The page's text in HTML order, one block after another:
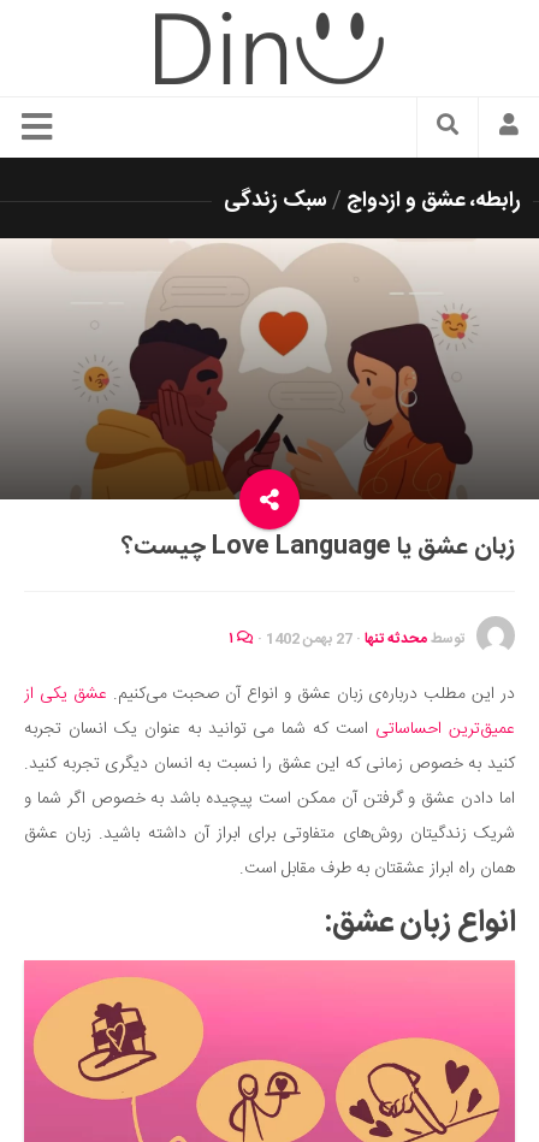
سبک زندگی
زیبایی و آرایش
شیک پوشی
دکوراسیون و چیدمان
غذا
رستوران گردی
آشپزی
سفر و گردشگری
ایران گردی
رابطه، عشق و ازدواج
سلامت
تغذیه سالم
بهداشت
بیماری و درمان
کودک و مادر
ورزش و تندرستی
روانشناسی
فرهنگ و هنر
سینما و تئاتر
تلویزیون
رابطه، عشق و ازدواج /سبک زندگی
زبان عشق یا Love Language چیست؟
توسطمحدثه تنها · 27 بهمن 1402 ·
در این مطلب درباره‌ی زبان عشق و انواع آن صحبت می‌کنیم. عشق یکی از
عمیق‌ترین احساساتی است که شما می توانید به عنوان یک انسان تجربه
کنید به خصوص زمانی که این عشق را نسبت به انسان دیگری تجربه کنید.
اما دادن عشق و گرفتن آن ممکن است پیچیده باشد به خصوص اگر شما و
شریک زندگیتان روش‌های متفاوتی برای ابراز آن داشته باشید. زبان عشق
همان راه ابراز عشقتان به طرف مقابل است.
انواع زبان عشق: